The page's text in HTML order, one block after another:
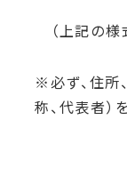
（上記の様
※必ず、住所
称、代表者）